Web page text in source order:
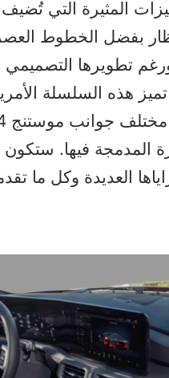
المثيرة التي تُضيف
يجذب الأنظار بفضل
تطويرها التصميمي
هذه السلسلة
المدمجة فيها.
العديدة وكل ما